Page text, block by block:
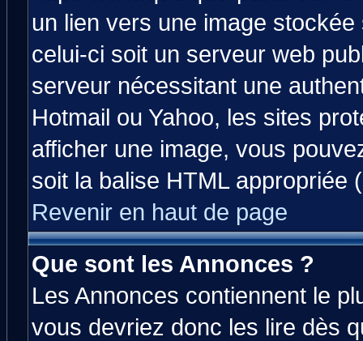
un lien vers une image
celui-ci soit un serveur web
serveur nécessitant une
Hotmail ou Yahoo, les sites
afficher une image, vous
soit la balise HTML appropriée
Revenir en haut de page
Que sont les Annonces ?
Les Annonces contiennent le
vous devriez donc les lire dès